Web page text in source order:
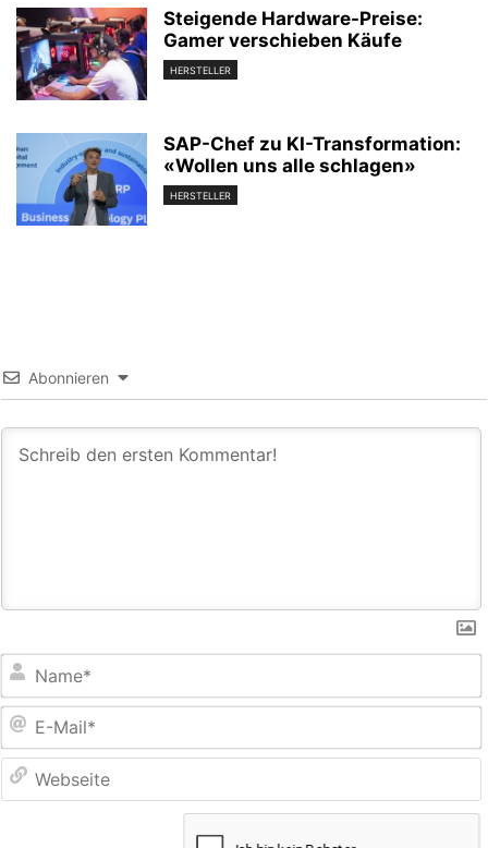
Steigende Hardware-Preise:
Gamer verschieben Käufe
HERSTELLER
SAP-Chef zu KI-Transformation:
«Wollen uns alle schlagen»
HERSTELLER
Abonnieren